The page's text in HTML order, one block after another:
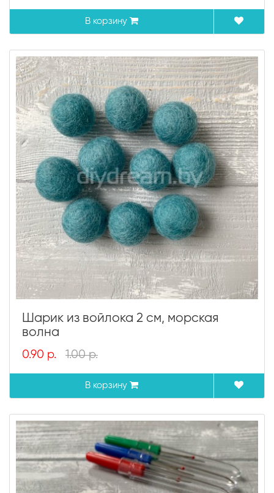
В корзину
Шарик из войлока 2 см, морская
волна
0.90 р. 1.00 р.
В корзину